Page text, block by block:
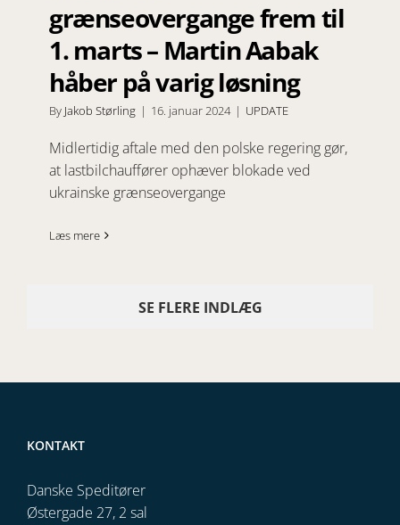
grænseovergange frem til
1. marts – Martin Aabak
håber på varig løsning
By Jakob Størling | 16. januar 2024 | UPDATE
Midlertidig aftale med den polske regering gør,
at lastbilchauffører ophæver blokade ved
ukrainske grænseovergange
Læs mere
SE FLERE INDLÆG
KONTAKT
Danske Speditører
Østergade 27, 2 sal